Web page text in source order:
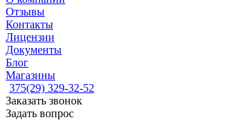
Отзывы
Контакты
Лицензии
Документы
Блог
Магазины
375(29) 329-32-52
Заказать звонок
Задать вопрос